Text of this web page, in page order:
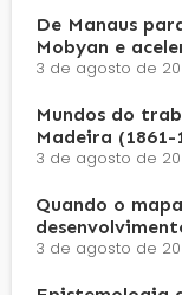
De Manaus
Mobyan e
3 de agosto de
Mundos do
Madeira (1861-
3 de agosto de
Quando o
3 de agosto de